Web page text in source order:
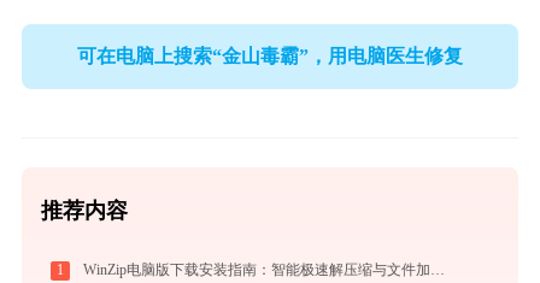
可在电脑上搜索“金山毒霸”，用电脑医生修复
推荐内容
1 WinZip电脑版下载安装指南：智能极速解压缩与文件加密安全管控专家